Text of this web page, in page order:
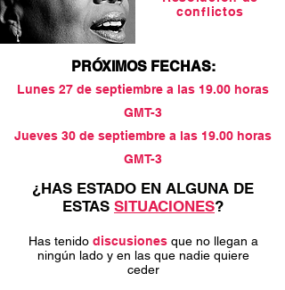
conflictos
PRÓXIMOS FECHAS:
Lunes 27 de septiembre a las 19.00 horas
GMT-3
Jueves 30 de septiembre a las 19.00 horas
GMT-3
¿HAS ESTADO EN ALGUNA DE
ESTAS SITUACIONES?
Has tenido discusionesque no llegan a
ningún lado y en las que nadie quiere
ceder